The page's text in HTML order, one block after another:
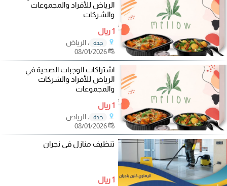
الرياض للأفراد والمجموعات
والشركات
1 ريال
جدة
، الرياض
08/01/2026
اشتراكات الوجبات الصحية في
الرياض للأفراد والشركات
والمجموعات
1 ريال
جدة
، الرياض
08/01/2026
تنظيف منازل فى نجران
1 ريال